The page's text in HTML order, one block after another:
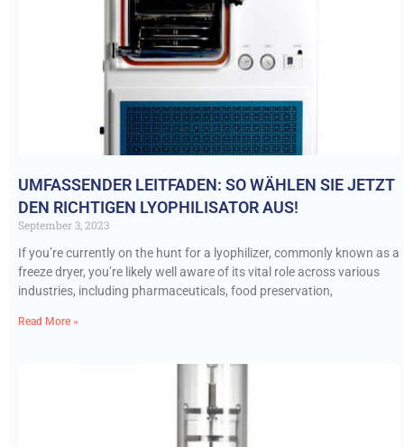
UMFASSENDER LEITFADEN: SO WÄHLEN SIE JETZT
DEN RICHTIGEN LYOPHILISATOR AUS!
September 3, 2023
If you’re currently on the hunt for a lyophilizer, commonly known as a
freeze dryer, you’re likely well aware of its vital role across various
industries, including pharmaceuticals, food preservation,
Read More »